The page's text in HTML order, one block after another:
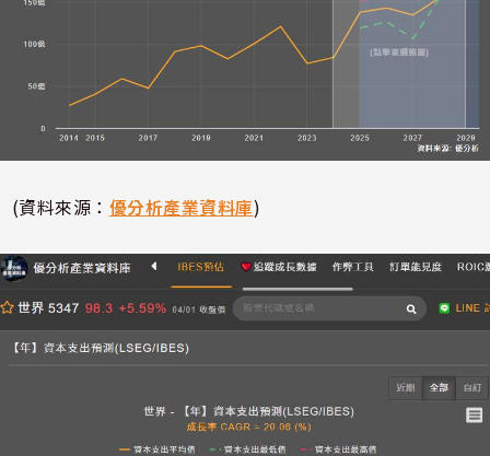
(資料來源： 優分析產業資料庫)